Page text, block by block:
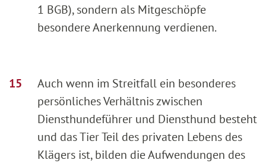
1 BGB), sondern als Mitgeschöpfe
besondere Anerkennung verdienen.
Auch wenn im Streitfall ein besonderes
persönliches Verhältnis zwischen
Diensthundeführer und Diensthund besteht
und das Tier Teil des privaten Lebens des
Klägers ist, bilden die Aufwendungen des